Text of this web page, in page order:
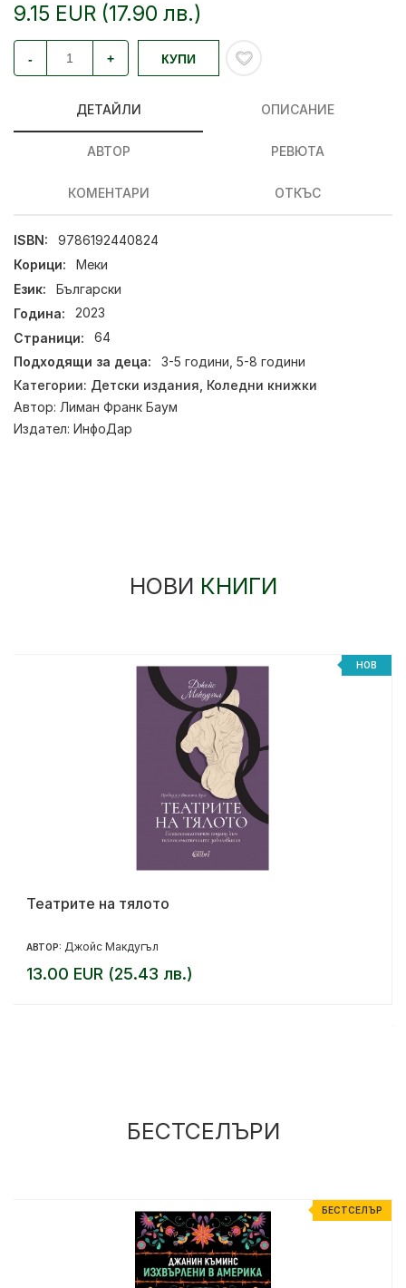
9.15 EUR (17.90 лв.)
- + КУПИ
ДЕТАЙЛИ ОПИСАНИЕ
АВТОР РЕВЮТА
КОМЕНТАРИ ОТКЪС
ISBN:
9786192440824
Корици:
Меки
Език:
Български
Година:
2023
Страници:
64
Подходящи за деца:
3-5 години, 5-8 години
Категории: Детски издания Коледни книжки
Автор: Лиман Франк Баум
Издател: ИнфоДар
НОВИ КНИГИ
НОВ
Театрите на тялото
АВТОР: Джойс Макдугъл
13.00 EUR (25.43 лв.)
БЕСТСЕЛЪРИ
БЕСТСЕЛЪР